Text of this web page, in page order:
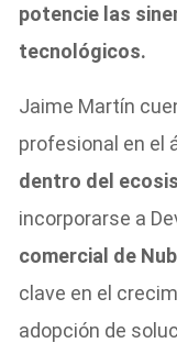
potencie las
tecnológicos.
Jaime Martín
profesional en el
dentro del
incorporarse a
comercial de
clave en el
adopción de